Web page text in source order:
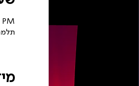
PM
תלמה